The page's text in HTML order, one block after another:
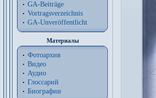
GA-Beiträge
Vortragsverzeichnis
GA-Unveröffentlicht
Материалы
Фотоархив
Видео
Аудио
Глоссарий
Биографии